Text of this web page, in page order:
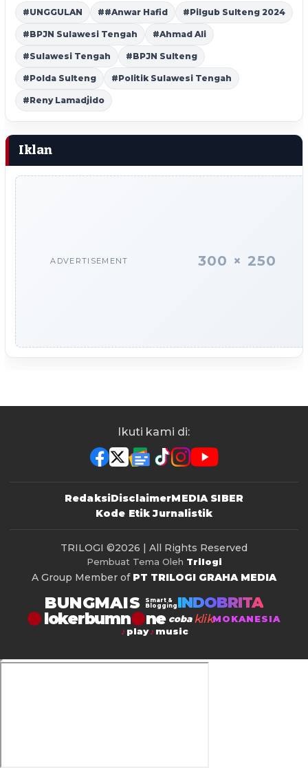
#UNGGULAN ##Anwar Hafid #Pilgub Sulteng 2024
#BPJN Sulawesi Tengah #Ahmad Ali
#Sulawesi Tengah #BPJN Sulteng
#Polda Sulteng #Politik Sulawesi Tengah
#Reny Lamadjido
Iklan
ADVERTISEMENT 300 × 250
Ikuti kami di:
RedaksiDisclaimerMEDIA SIBER
Kode Etik Jurnalistik
TRILOGI ©2026 | All Rights Reserved
Pembuat Tema Oleh Trilogi
A Group Member of PT TRILOGI GRAHA MEDIA
BUNGMAIS
Smart &
Blogging INDOBRITA
lokerbumn coba klikMOKANESIA
play
music